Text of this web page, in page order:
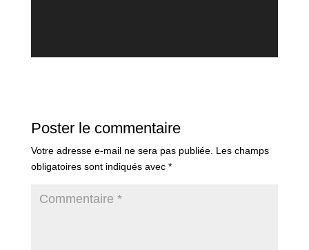
Poster le commentaire
Votre adresse e-mail ne sera pas publiée. Les champs
obligatoires sont indiqués avec *